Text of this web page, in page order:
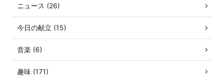
ニュース (26)
今日の献立 (15)
音楽 (6)
趣味 (171)